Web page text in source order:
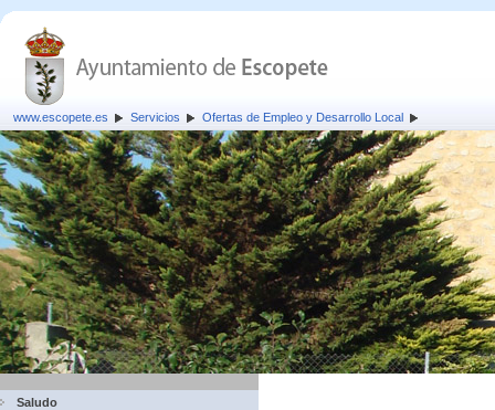
www.escopete.es Servicios Ofertas de Empleo y Desarrollo Local
Saludo